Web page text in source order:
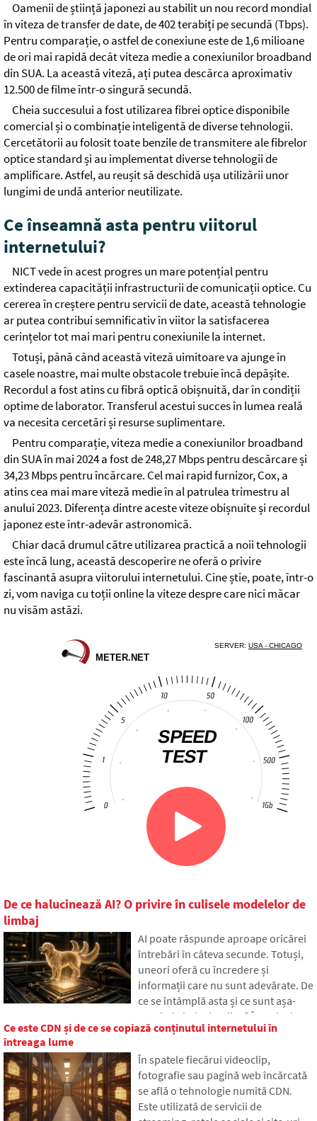
Oamenii de știință japonezi au stabilit un nou record mondial
în viteza de transfer de date, de 402 terabiți pe secundă (Tbps).
Pentru comparație, o astfel de conexiune este de 1,6 milioane
de ori mai rapidă decât viteza medie a conexiunilor broadband
din SUA. La această viteză, ați putea descărca aproximativ
12.500 de filme într-o singură secundă.
Cheia succesului a fost utilizarea fibrei optice disponibile
comercial și o combinație inteligentă de diverse tehnologii.
Cercetătorii au folosit toate benzile de transmitere ale fibrelor
optice standard și au implementat diverse tehnologii de
amplificare. Astfel, au reușit să deschidă ușa utilizării unor
lungimi de undă anterior neutilizate.
Ce înseamnă asta pentru viitorul
internetului?
NICT vede în acest progres un mare potențial pentru
extinderea capacității infrastructurii de comunicații optice. Cu
cererea în creștere pentru servicii de date, această tehnologie
ar putea contribui semnificativ în viitor la satisfacerea
cerințelor tot mai mari pentru conexiunile la internet.
Totuși, până când această viteză uimitoare va ajunge în
casele noastre, mai multe obstacole trebuie încă depășite.
Recordul a fost atins cu fibră optică obișnuită, dar în condiții
optime de laborator. Transferul acestui succes în lumea reală
va necesita cercetări și resurse suplimentare.
Pentru comparație, viteza medie a conexiunilor broadband
din SUA în mai 2024 a fost de 248,27 Mbps pentru descărcare și
34,23 Mbps pentru încărcare. Cel mai rapid furnizor, Cox, a
atins cea mai mare viteză medie în al patrulea trimestru al
anului 2023. Diferența dintre aceste viteze obișnuite și recordul
japonez este într-adevăr astronomică.
Chiar dacă drumul către utilizarea practică a noii tehnologii
este încă lung, această descoperire ne oferă o privire
fascinantă asupra viitorului internetului. Cine știe, poate, într-o
zi, vom naviga cu toții online la viteze despre care nici măcar
nu visăm astăzi.
De ce halucinează AI? O privire în culisele modelelor de
limbaj
AI poate răspunde aproape oricărei
întrebări în câteva secunde. Totuși,
uneori oferă cu încredere și
informații care nu sunt adevărate. De
ce se întâmplă asta și ce sunt așa-
numitele halucinații AI? În articol
vom explica cum funcționează marile
generează răspunsuri false și cum
încearcă dezvoltatorii să reducă
treptat această problemă.
Ce este CDN și de ce se copiază conținutul internetului în
întreaga lume
În spatele fiecărui videoclip,
fotografie sau pagină web încărcată
se află o tehnologie numită CDN.
Este utilizată de servicii de